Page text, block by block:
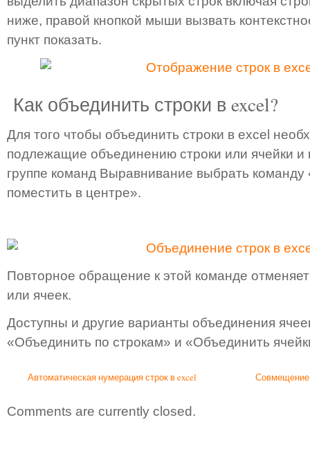
ниже, правой кнопкой мыши вызвать
пункт показать.
Как объединить строки в excel?
Для того чтобы объединить строки в excel
подлежащие объединению строки или ячейки и
группе команд Выравнивание выбрать
поместить в центре».
Повторное обращение к этой команде
или ячеек.
Доступны и другие варианты объединения
«Объединить по строкам» и «Объединить
Автоматическая нумерация строк в excel Совмещение
Comments are currently closed.